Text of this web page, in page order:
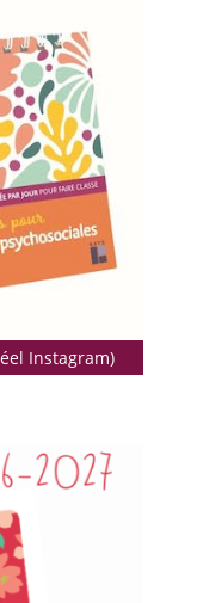
Instagram)